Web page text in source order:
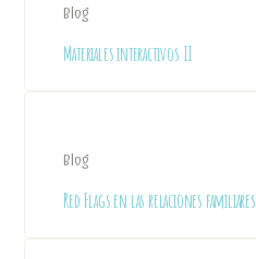
Blog
Materiales interactivos II
Blog
Red Flags en las relaciones familiares